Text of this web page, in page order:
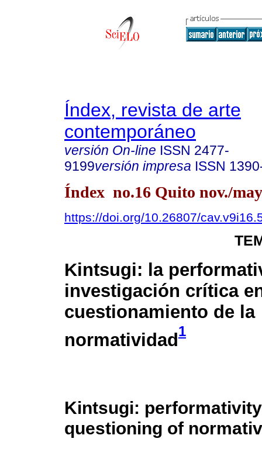
Índex, revista de arte
contemporáneo
versión On-line ISSN 2477-
9199versión impresa ISSN
Índex no.16 Quito nov./
https://doi.org/10.26807/
Kintsugi: la
investigación crítica
cuestionamiento de la
normatividad1
Kintsugi:
questioning of